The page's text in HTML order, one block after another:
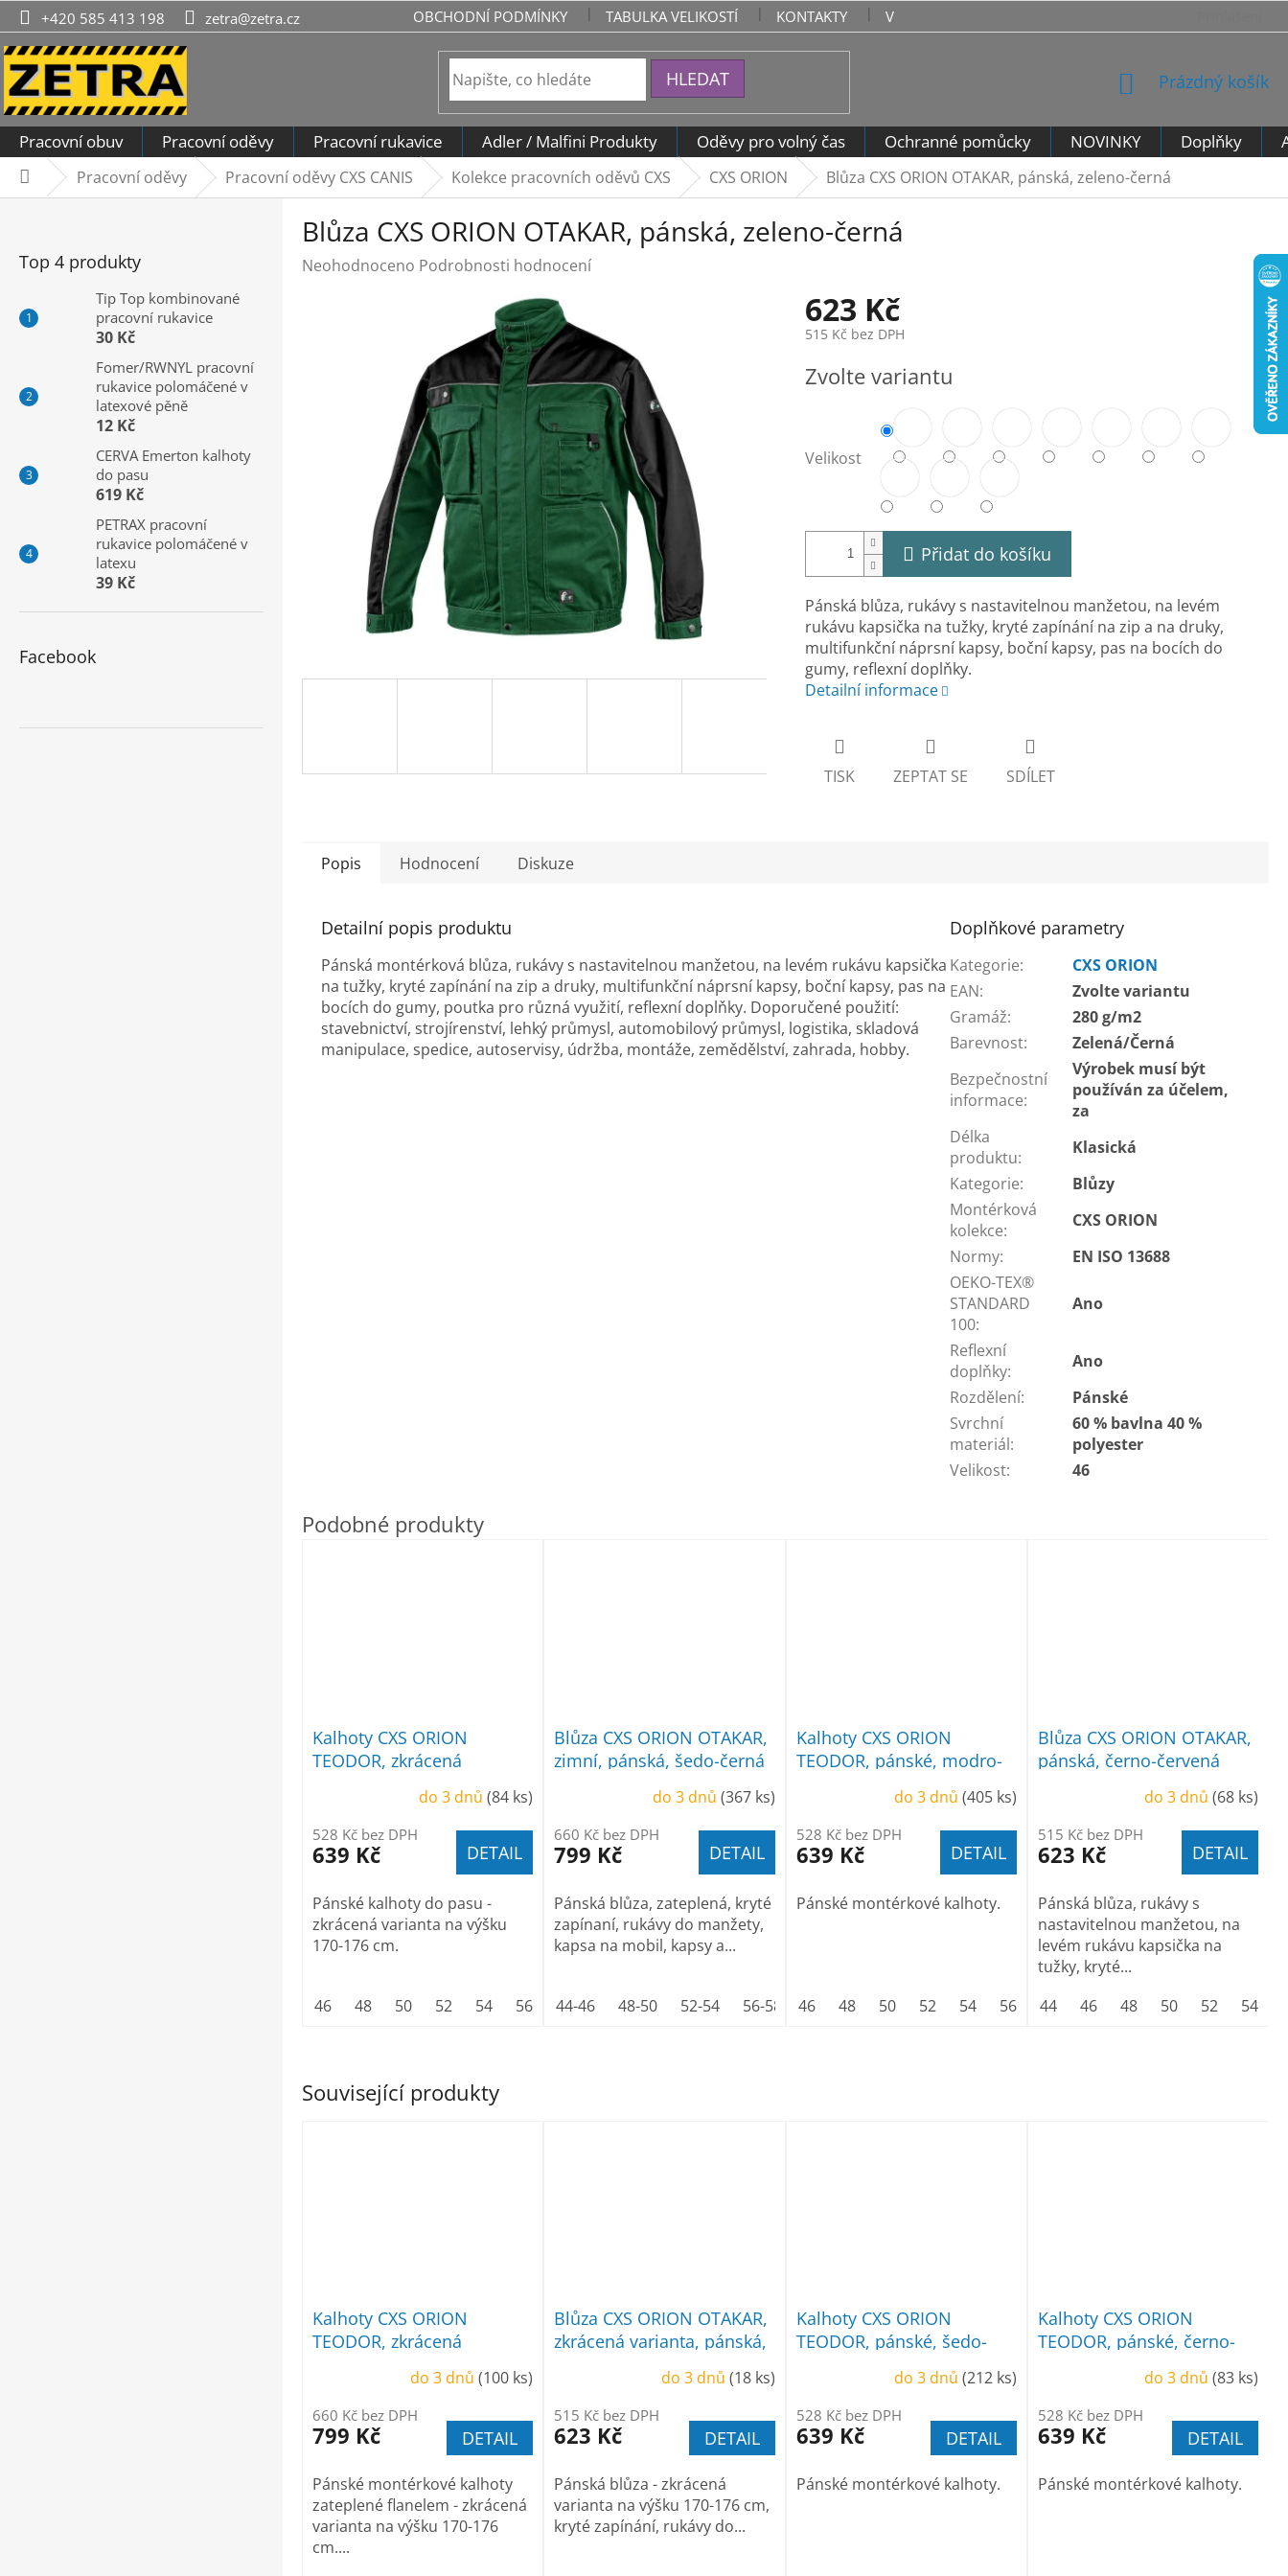
Přejít
na
obsah
+420 585 413 198 zetra@zetra.cz OBCHODNÍ PODMÍNKY TABULKA VELIKOSTÍ KONTAKTY VRÁCENÍ ZBOŽÍ - VZOROVÝ FORMULÁŘ PRO ODSTOUPENÍ
HLEDAT
NÁKUPNÍ
Prázdný košík
Pracovní obuv Pracovní oděvy Pracovní rukavice Adler / Malfini Produkty Oděvy pro volný čas Ochranné pomůcky NOVINKY Doplňky
DomůPracovní oděvy Pracovní oděvy CXS CANIS Kolekce pracovních oděvů CXS CXS ORION Blůza CXS ORION OTAKAR, pánská, zeleno-černá
Top 4 produkty
Tip Top kombinované
pracovní rukavice
30 Kč
Fomer/RWNYL pracovní
rukavice polomáčené v
latexové pěně
12 Kč
CERVA Emerton kalhoty
do pasu
619 Kč
PETRAX pracovní
rukavice polomáčené v
latexu
39 Kč
Facebook
Blůza CXS ORION OTAKAR, pánská, zeleno-černá
Průměrné
Neohodnoceno Podrobnosti hodnocení
623 Kč
515 Kč bez DPH
cena:
Zvolte variantu
Velikost
Přidat do košíku
Pánská blůza, rukávy s nastavitelnou manžetou, na levém
rukávu kapsička na tužky, kryté zapínání na zip a na druky,
multifunkční náprsní kapsy, boční kapsy, pas na bocích do
gumy, reflexní doplňky.
Detailní informace
TISK ZEPTAT SE SDÍLET
Související produkty
Kalhoty CXS ORION
TEODOR, zkrácená
varianta, zimní, pánská,
do 3 dnů(100 ks)
660 Kč bez DPH
799 Kč DETAIL
Pánské montérkové kalhoty
zateplené flanelem - zkrácená
varianta na výšku 170-176
cm....
Blůza CXS ORION OTAKAR,
zkrácená varianta, pánská,
do 3 dnů (18 ks)
515 Kč bez DPH
623 Kč DETAIL
Pánská blůza - zkrácená
varianta na výšku 170-176 cm,
kryté zapínání, rukávy do...
Kalhoty CXS ORION
TEODOR, pánské, šedo-
do 3 dnů (212 ks)
528 Kč bez DPH
639 Kč DETAIL
Pánské montérkové kalhoty.
Kalhoty CXS ORION
TEODOR, pánské, černo-
do 3 dnů (83 ks)
528 Kč bez DPH
639 Kč DETAIL
Pánské montérkové kalhoty.
Popis Hodnocení Diskuze
Detailní popis produktu
Pánská montérková blůza, rukávy s nastavitelnou manžetou, na levém rukávu kapsička
na tužky, kryté zapínání na zip a druky, multifunkční náprsní kapsy, boční kapsy, pas na
bocích do gumy, poutka pro různá využití, reflexní doplňky. Doporučené použití:
stavebnictví, strojírenství, lehký průmysl, automobilový průmysl, logistika, skladová
manipulace, spedice, autoservisy, údržba, montáže, zemědělství, zahrada, hobby.
Doplňkové parametry
Kategorie:
CXS ORION
EAN:
Zvolte variantu
Gramáž:
280 g/m2
Barevnost:
Zelená/Černá
Bezpečnostní
informace:
Výrobek musí být
používán za účelem,
za
Délka
produktu:
Klasická
Kategorie:
Blůzy
Montérková
kolekce:
CXS ORION
Normy:
EN ISO 13688
OEKO-TEX®
STANDARD
100:
Ano
Reflexní
doplňky:
Ano
Rozdělení:
Pánské
Svrchní
materiál:
60 % bavlna 40 %
polyester
Velikost: 46
Kalhoty CXS ORION
TEODOR, zkrácená
do 3 dnů(84 ks)
528 Kč bez DPH
639 Kč DETAIL
Pánské kalhoty do pasu -
zkrácená varianta na výšku
170-176 cm.
46 48 50 52 54 56 58 62 64
Blůza CXS ORION OTAKAR,
zimní, pánská, šedo-černá
do 3 dnů (367 ks)
660 Kč bez DPH
799 Kč DETAIL
Pánská blůza, zateplená, kryté
zapínaní, rukávy do manžety,
kapsa na mobil, kapsy a...
44-46 48-50 52-54 56-58 60-62
Kalhoty CXS ORION
TEODOR, pánské, modro-
do 3 dnů (405 ks)
528 Kč bez DPH
639 Kč DETAIL
Pánské montérkové kalhoty.
46 48 50 52 54 56 58 60 62 64
Blůza CXS ORION OTAKAR,
pánská, černo-červená
do 3 dnů (68 ks)
515 Kč bez DPH
623 Kč DETAIL
Pánská blůza, rukávy s
nastavitelnou manžetou, na
levém rukávu kapsička na
tužky, kryté...
44
46 48 50 52 54